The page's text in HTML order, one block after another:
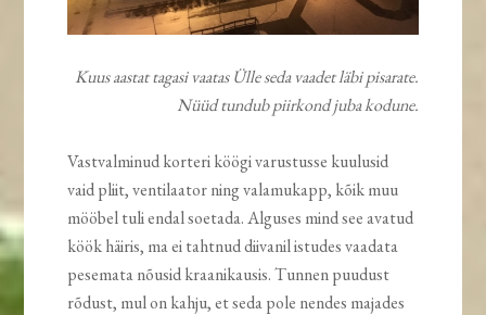
Kuus aastat tagasi vaatas Ülle seda vaadet läbi pisarate.
Nüüd tundub piirkond juba kodune.
Vastvalminud korteri köögi varustusse kuulusid
vaid pliit, ventilaator ning valamukapp, kõik muu
mööbel tuli endal soetada. Alguses mind see avatud
köök häiris, ma ei tahtnud diivanil istudes vaadata
pesemata nõusid kraanikausis. Tunnen puudust
rõdust, mul on kahju, et seda pole nendes majades